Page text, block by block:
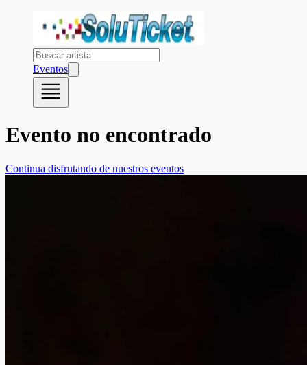
Eventos
Evento no encontrado
Continua disfrutando de nuestros eventos